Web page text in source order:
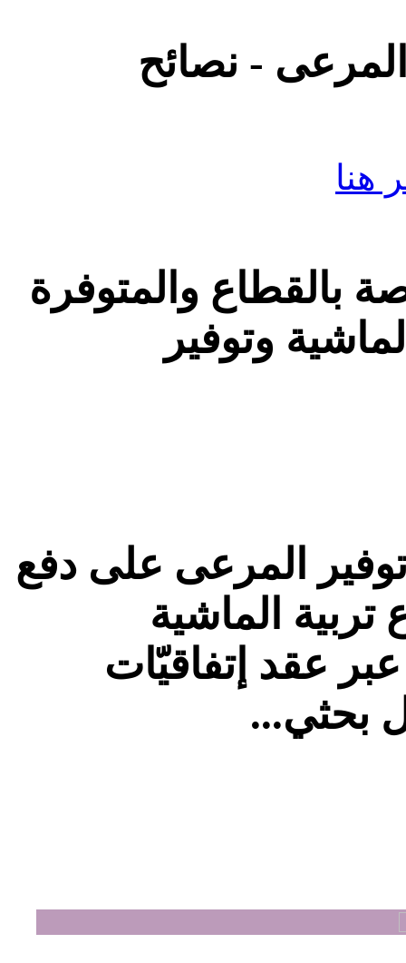
- نصائح
هنا
بالقطاع والمتوفرة
وتوفير
المرعى على دفع
الماشية
عقد إتفاقيّات
بحثي...